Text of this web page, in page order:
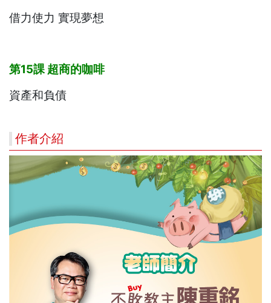
借力使力 實現夢想
第15課超商的咖啡
資產和負債
作者介紹